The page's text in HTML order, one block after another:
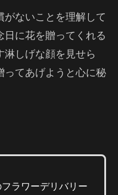
ないことを理解して
に花を贈ってくれる
淋しげな顔を見せら
ってあげようと心に秘
ラワーデリバリー